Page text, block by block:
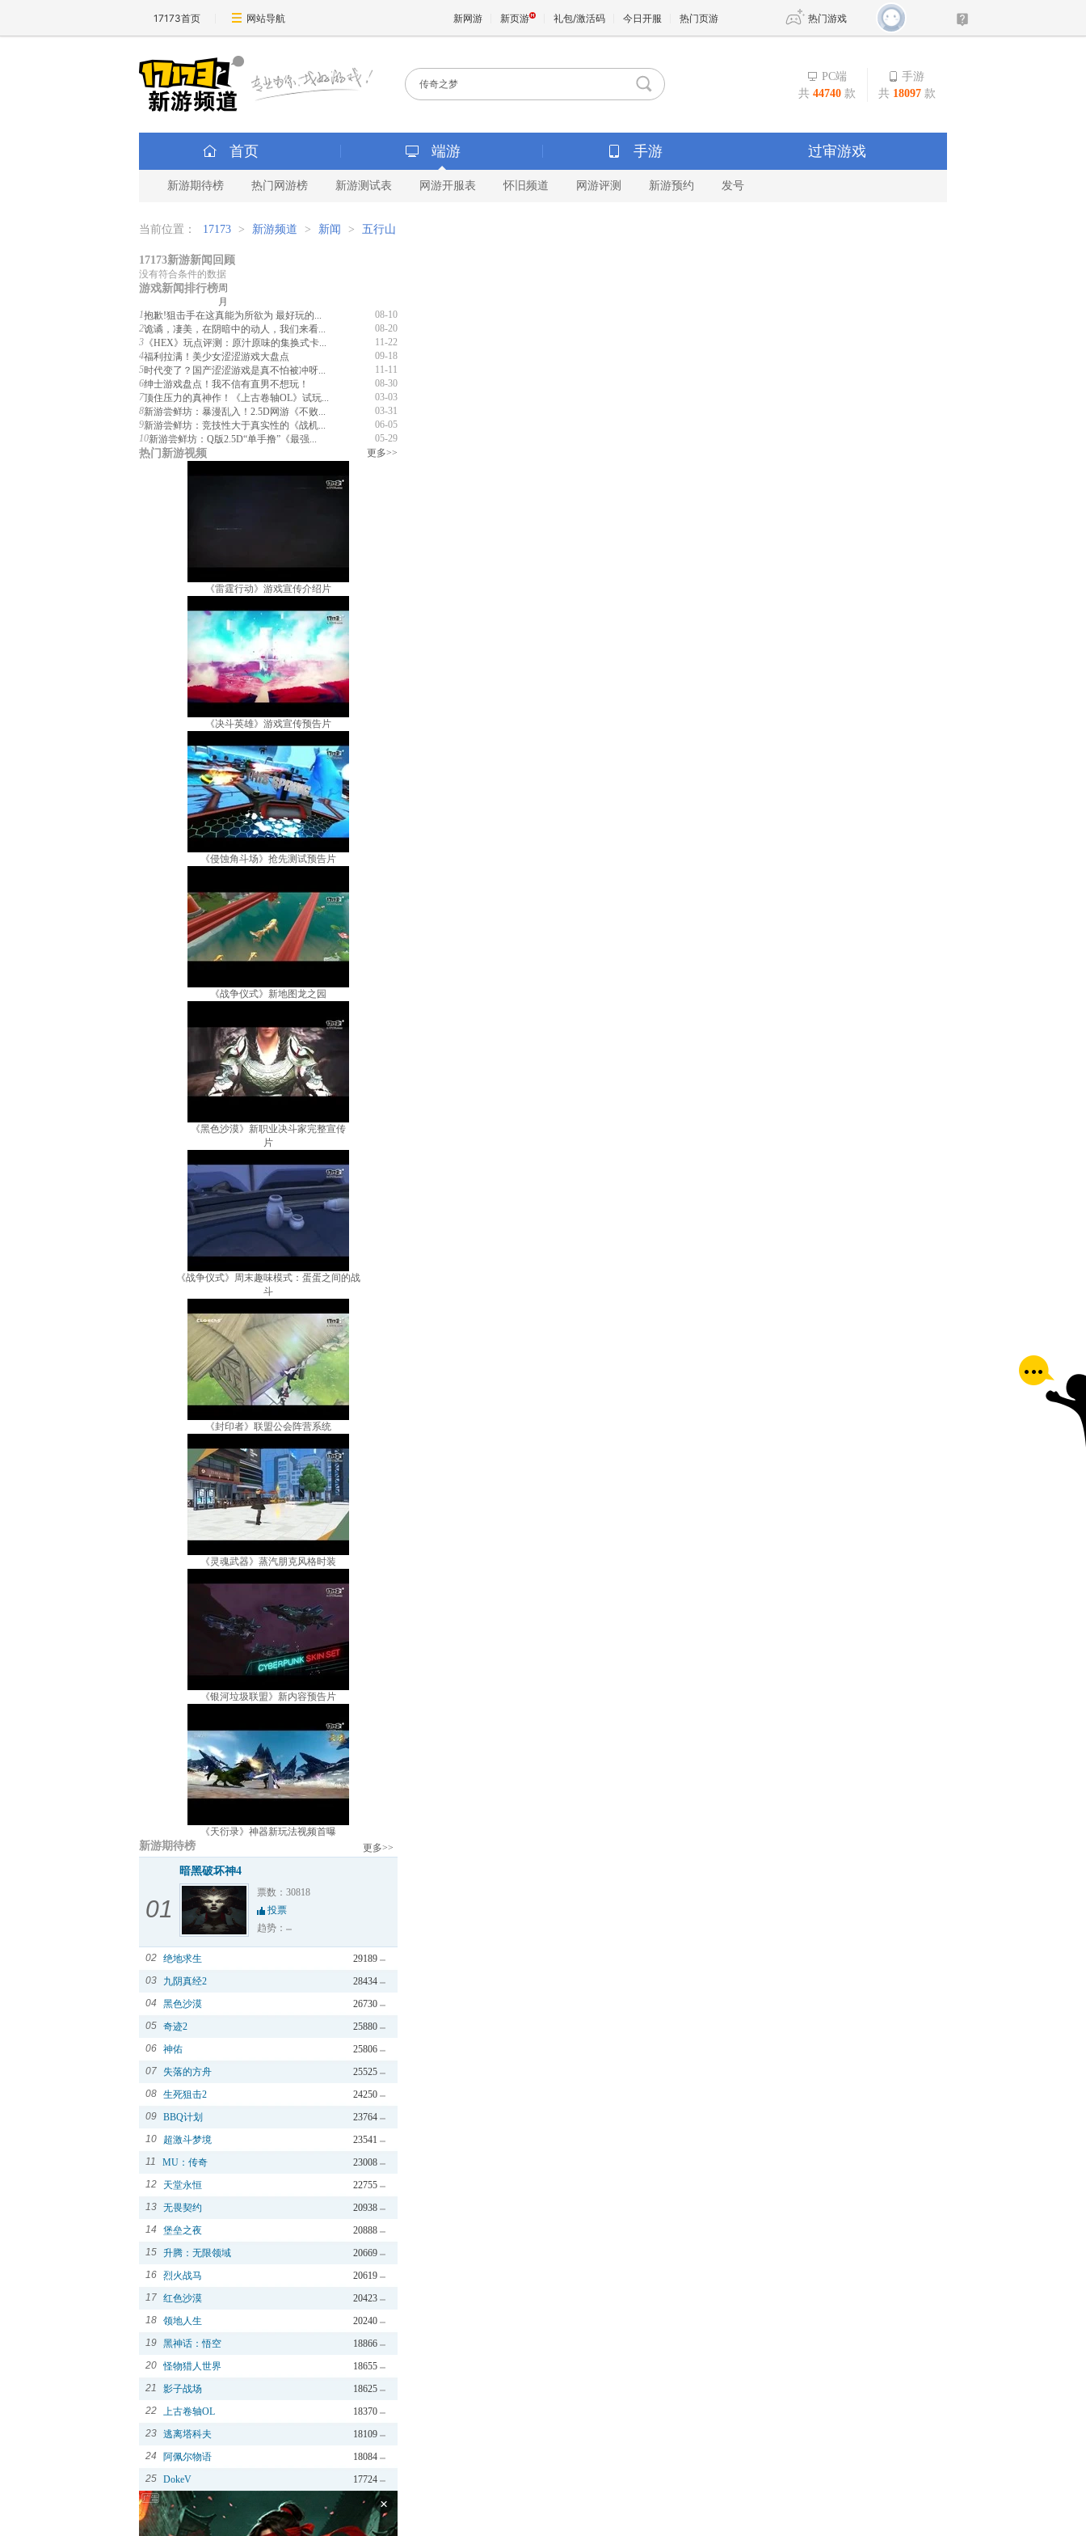
17173首页 网站导航 新网游 新页游 礼包/激活码 今日开服 热门页游 热门游戏
传奇4
新天龙八部
王权与自由
PC端
共 44740 款
手游
共 18097 款
首页 端游 手游 过审游戏
新游期待榜 热门网游榜 新游测试表 网游开服表 怀旧频道 网游评测 新游预约 发号
当前位置： 17173 > 新游频道 > 新闻 > 五行山
17173新游新闻回顾
没有符合条件的数据
游戏新闻排行榜周
月
1
08-10
抱歉!狙击手在这真能为所欲为 最好玩的...
2
08-20
诡谲，凄美，在阴暗中的动人，我们来看...
3
11-22
《HEX》玩点评测：原汁原味的集换式卡...
4
09-18
福利拉满！美少女涩涩游戏大盘点
5
11-11
时代变了？国产涩涩游戏是真不怕被冲呀...
6
08-30
绅士游戏盘点！我不信有直男不想玩！
7
03-03
顶住压力的真神作！《上古卷轴OL》试玩...
8
03-31
新游尝鲜坊：暴漫乱入！2.5D网游《不败...
9
06-05
新游尝鲜坊：竞技性大于真实性的《战机...
10
05-29
新游尝鲜坊：Q版2.5D“单手撸”《最强...
热门新游视频 更多>>
《雷霆行动》游戏宣传介绍片
《决斗英雄》游戏宣传预告片
《侵蚀角斗场》抢先测试预告片
《战争仪式》新地图龙之园
《黑色沙漠》新职业决斗家完整宣传
片
《战争仪式》周末趣味模式：蛋蛋之间的战
斗
《封印者》联盟公会阵营系统
《灵魂武器》蒸汽朋克风格时装
《银河垃圾联盟》新内容预告片
《天衍录》神器新玩法视频首曝
新游期待榜 更多>>
01
暗黑破坏神4
票数：30818
投票
趋势：
02 29189
绝地求生
03
28434
九阴真经2
04
26730
黑色沙漠
05
25880
奇迹2
06
25806
神佑
07
25525
失落的方舟
08
24250
生死狙击2
09
23764
BBQ计划
10
23541
超激斗梦境
11
23008
MU：传奇
12
22755
天堂永恒
13
20938
无畏契约
14
20888
堡垒之夜
15
20669
升腾：无限领域
16
20619
烈火战马
17
20423
红色沙漠
18
20240
领地人生
19
18866
黑神话：悟空
20
18655
怪物猎人世界
21
18625
影子战场
22
18370
上古卷轴OL
23
18109
逃离塔科夫
24
18084
阿佩尔物语
25
17724
DokeV
×